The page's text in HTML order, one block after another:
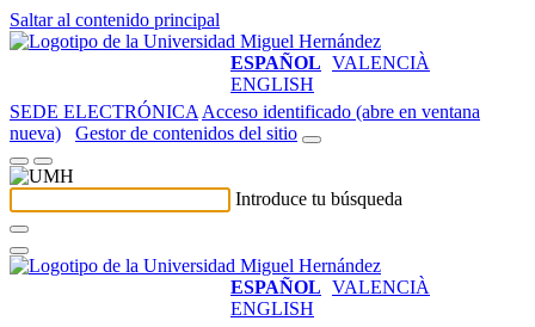
Saltar al contenido principal
ESPAÑOL VALENCIÀ
ENGLISH
SEDE ELECTRÓNICA Acceso identificado (abre en ventana
nueva)
Gestor de contenidos del sitio
Introduce tu búsqueda
ESPAÑOL VALENCIÀ
ENGLISH